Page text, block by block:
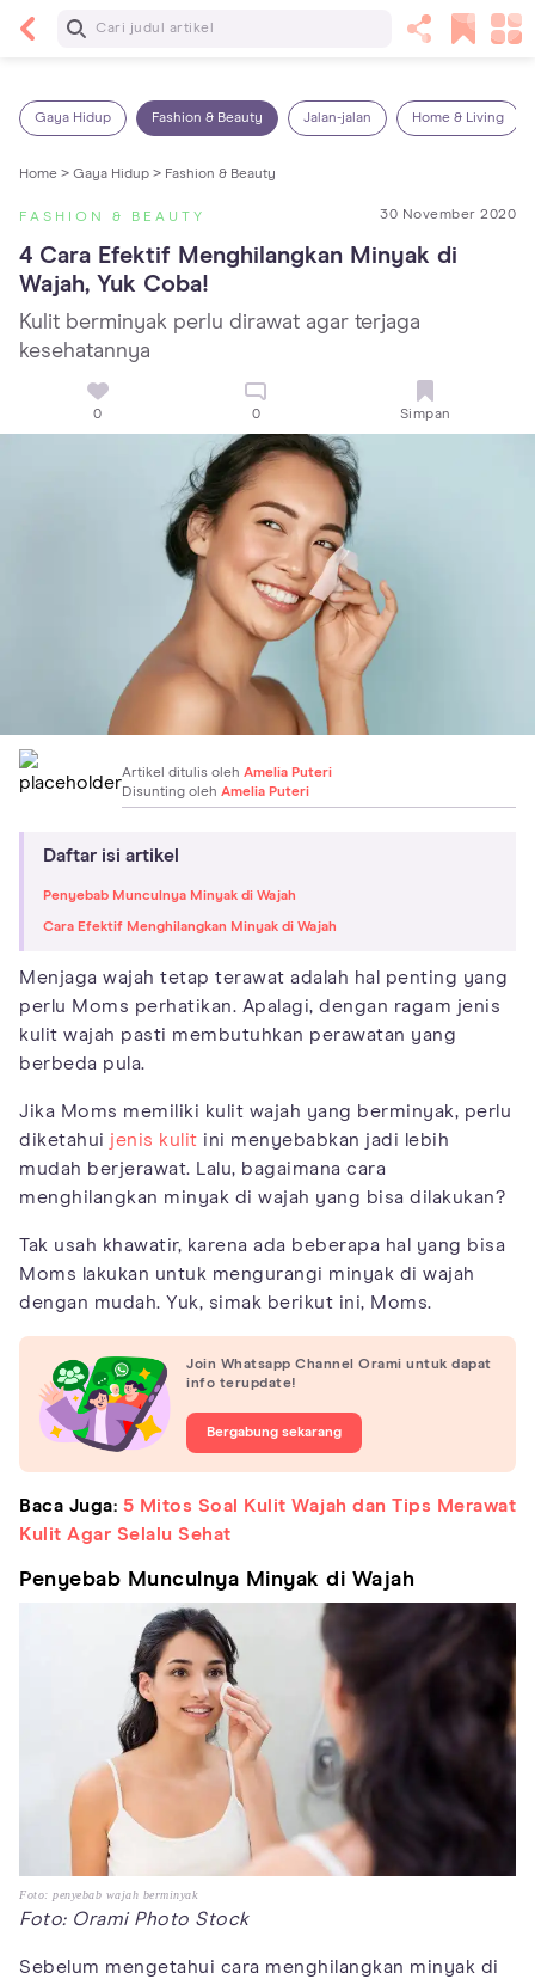
Baca Selanjutnya
Gaya Hidup Fashion & Beauty Jalan-jalan Home & Living
Home > Gaya Hidup > Fashion & Beauty
FASHION & BEAUTY 30 November 2020
4 Cara Efektif Menghilangkan Minyak di
Wajah, Yuk Coba!
Kulit berminyak perlu dirawat agar terjaga
kesehatannya
0 0 Simpan
Artikel ditulis oleh Amelia Puteri
Disunting oleh Amelia Puteri
Daftar isi artikel
Penyebab Munculnya Minyak di Wajah
Cara Efektif Menghilangkan Minyak di Wajah
Menjaga wajah tetap terawat adalah hal penting yang
perlu Moms perhatikan. Apalagi, dengan ragam jenis
kulit wajah pasti membutuhkan perawatan yang
berbeda pula.
Jika Moms memiliki kulit wajah yang berminyak, perlu
diketahui jenis kulit ini menyebabkan jadi lebih
mudah berjerawat. Lalu, bagaimana cara
menghilangkan minyak di wajah yang bisa dilakukan?
Tak usah khawatir, karena ada beberapa hal yang bisa
Moms lakukan untuk mengurangi minyak di wajah
dengan mudah. Yuk, simak berikut ini, Moms.
Join Whatsapp Channel Orami untuk dapat
info terupdate!
Bergabung sekarang
Baca Juga: 5 Mitos Soal Kulit Wajah dan Tips Merawat
Kulit Agar Selalu Sehat
Penyebab Munculnya Minyak di Wajah
Foto: penyebab wajah berminyak
Foto: Orami Photo Stock
Sebelum mengetahui cara menghilangkan minyak di